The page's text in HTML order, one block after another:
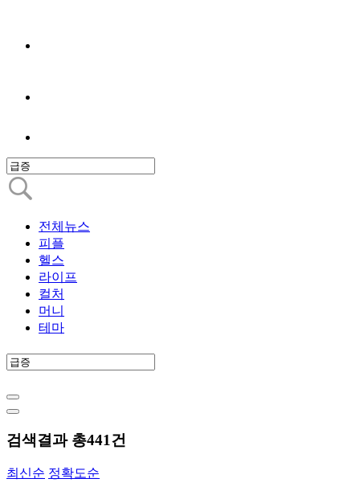
전체뉴스
피플
헬스
라이프
컬처
머니
테마
검색결과 총441건
최신순 정확도순